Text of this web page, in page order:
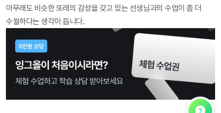
아무래도 비슷한 또래의 감성을 갖고 있는 선생님과의 수업이 좀 더
수월하다는 생각이 듭니다.